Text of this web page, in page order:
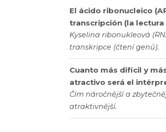
El ácido ribonucleico
transcripción (la lectura
Kyselina ribonukleová
transkripce (čtení genů).
Cuanto más difícil y
atractivo será el
Čím náročnější a
atraktivnější.